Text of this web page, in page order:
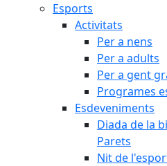
Esports
Activitats
Per a nens
Per a adults
Per a gent
Programes
Esdeveniments
Diada de la
Parets
Nit de